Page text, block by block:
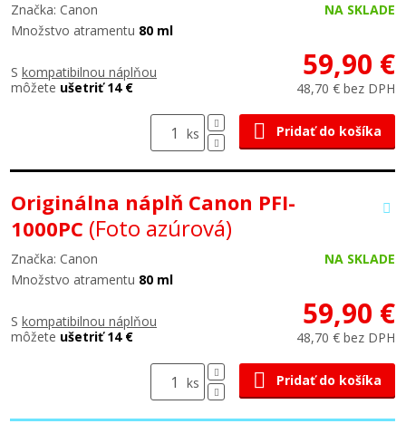
Značka: Canon
NA SKLADE
Množstvo atramentu 80 ml
S kompatibilnou náplňou
môžete ušetriť 14 €
59,90 €
48,70 € bez DPH
ks Pridať do košíka
Originálna náplň Canon PFI-
1000PC (Foto azúrová)
Značka: Canon
NA SKLADE
Množstvo atramentu 80 ml
S kompatibilnou náplňou
môžete ušetriť 14 €
59,90 €
48,70 € bez DPH
ks Pridať do košíka